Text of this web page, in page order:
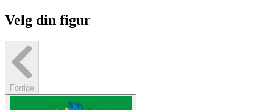
Velg din figur
Forrige